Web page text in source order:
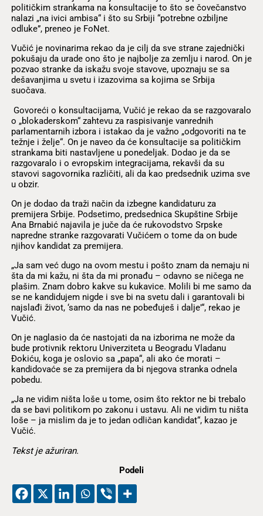
političkim strankama na konsultacije to što se čovečanstvo
nalazi „na ivici ambisa“ i što su Srbiji “potrebne ozbiljne
odluke”, preneo je FoNet.
Vučić je novinarima rekao da je cilj da sve strane zajednički
pokušaju da urade ono što je najbolje za zemlju i narod. On je
pozvao stranke da iskažu svoje stavove, upoznaju se sa
dešavanjima u svetu i izazovima sa kojima se Srbija
suočava.
Govoreći o konsultacijama, Vučić je rekao da se razgovaralo
o „blokaderskom“ zahtevu za raspisivanje vanrednih
parlamentarnih izbora i istakao da je važno „odgovoriti na te
težnje i želje“. On je naveo da će konsultacije sa političkim
strankama biti nastavljene u ponedeljak. Dodao je da se
razgovaralo i o evropskim integracijama, rekavši da su
stavovi sagovornika različiti, ali da kao predsednik uzima sve
u obzir.
On je dodao da traži način da izbegne kandidaturu za
premijera Srbije. Podsetimo, predsednica Skupštine Srbije
Ana Brnabić najavila je juče da će rukovodstvo Srpske
napredne stranke razgovarati Vučićem o tome da on bude
njihov kandidat za premijera.
„Ja sam već dugo na ovom mestu i pošto znam da nemaju ni
šta da mi kažu, ni šta da mi pronađu – odavno se ničega ne
plašim. Znam dobro kakve su kukavice. Molili bi me samo da
se ne kandidujem nigde i sve bi na svetu dali i garantovali bi
najslađi život, ‘samo da nas ne pobeđuješ i dalje'“, rekao je
Vučić.
On je naglasio da će nastojati da na izborima ne može da
bude protivnik rektoru Univerziteta u Beogradu Vladanu
Đokiću, koga je oslovio sa „papa“, ali ako će morati –
kandidovaće se za premijera da bi njegova stranka odnela
pobedu.
„Ja ne vidim ništa loše u tome, osim što rektor ne bi trebalo
da se bavi politikom po zakonu i ustavu. Ali ne vidim tu ništa
loše – ja mislim da je to jedan odličan kandidat“, kazao je
Vučić.
Tekst je ažuriran.
Podeli